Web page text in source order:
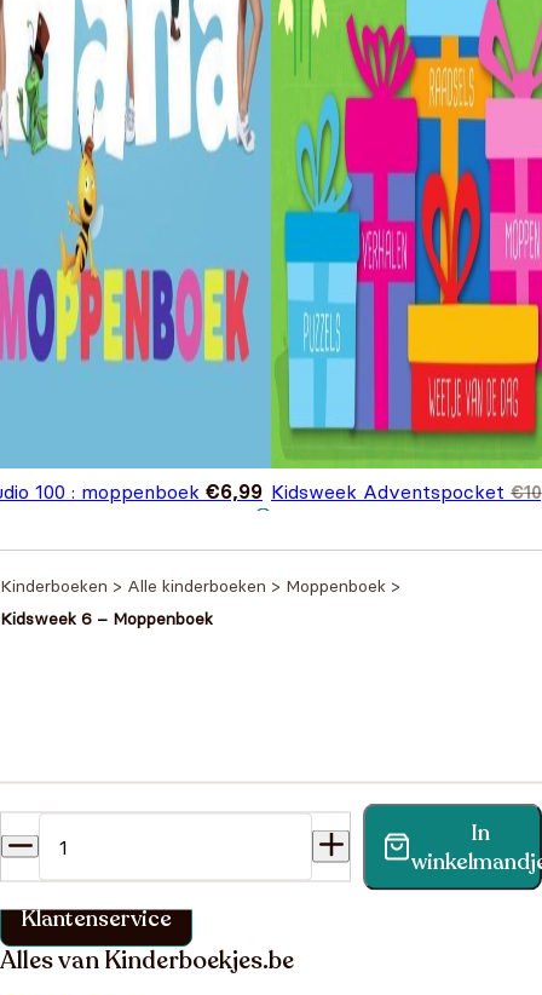
100 : moppenboek €6,99 Kidsweek Adventspocket €
Kinderboeken > Alle kinderboeken > Moppenboek >
Kidsweek 6 – Moppenboek
In
Vind binnen no-time antwoord op je vraag op onze
klantenservice pagina.
Klantenservice
Alles van Kinderboekjes.be